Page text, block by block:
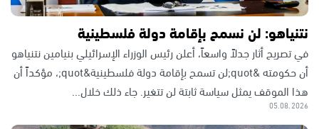
نتنياهو: لن نسمح بإقامة دولة فلسطينية
في تصريح أثار جدلاً واسعاً، أعلن رئيس الوزراء الإسرائيلي بنيامين نتنياهو
أن حكومته &quot;لن تسمح بإقامة دولة فلسطينية&quot;، مؤكداً أن
هذا الموقف يمثل سياسة ثابتة لن تتغير. جاء ذلك خلال...
05.08.2026